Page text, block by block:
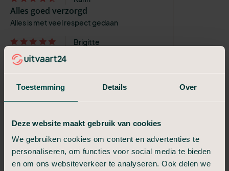
Toestemming Details Over
Deze website maakt gebruik van cookies
We gebruiken cookies om content en advertenties te
personaliseren, om functies voor social media te bieden
en om ons websiteverkeer te analyseren. Ook delen we
Alles goed verzorgd
Alles is met veel respect gedaan
Brigitte
Een uitvaart naar eigen wens.
Wij mochten samen werken met Anita, en dit
respecteerde onze wensen.
Een mooie en verzorgde dag
Onze ervaring met Uitvaart24 is heel fijn. Bij
het overlijden van onze vader maakte we
kennis met Thea van Veenschoten van
Uitvaart 24. Zij heeft ons heel goed...